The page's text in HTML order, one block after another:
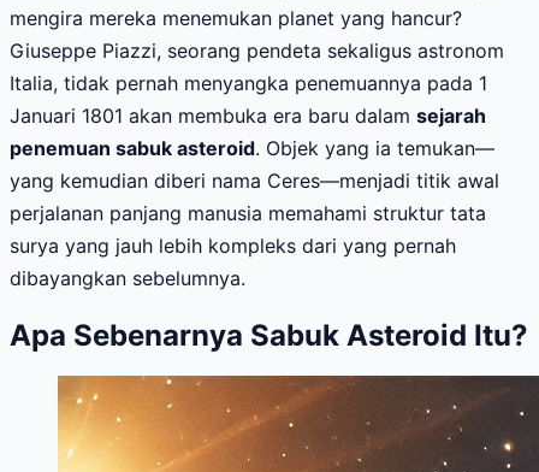
mengira mereka menemukan planet yang hancur?
Giuseppe Piazzi, seorang pendeta sekaligus astronom
Italia, tidak pernah menyangka penemuannya pada 1
Januari 1801 akan membuka era baru dalam sejarah
penemuan sabuk asteroid. Objek yang ia temukan—
yang kemudian diberi nama Ceres—menjadi titik awal
perjalanan panjang manusia memahami struktur tata
surya yang jauh lebih kompleks dari yang pernah
dibayangkan sebelumnya.
Apa Sebenarnya Sabuk Asteroid Itu?